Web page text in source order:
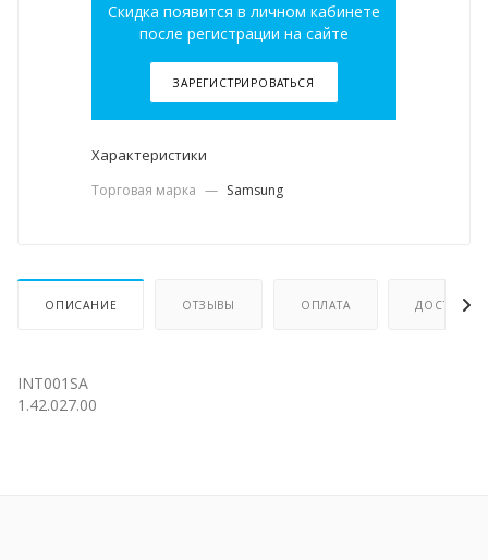
Скидка появится в личном кабинете
после регистрации на сайте
ЗАРЕГИСТРИРОВАТЬСЯ
Характеристики
Торговая марка — Samsung
ОПИСАНИЕ ОТЗЫВЫ ОПЛАТА ДОСТАВКА
INT001SA
1.42.027.00